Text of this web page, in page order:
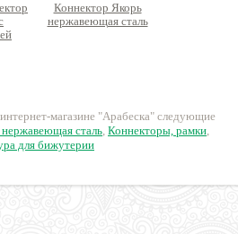
Коннектор Якорь
нержавеющая сталь
магазине "Арабеска" следующие
сталь, Коннекторы, рамки,
для бижутерии